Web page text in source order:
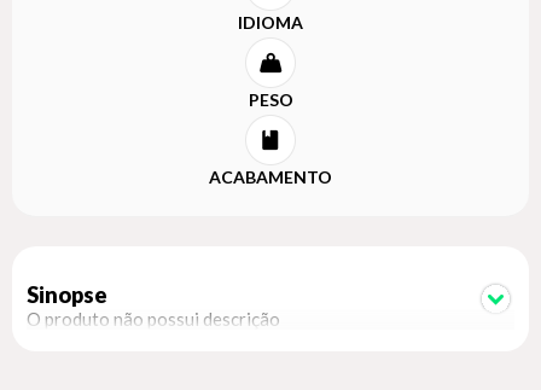
IDIOMA
PESO
ACABAMENTO
Sinopse
O produto não possui descrição